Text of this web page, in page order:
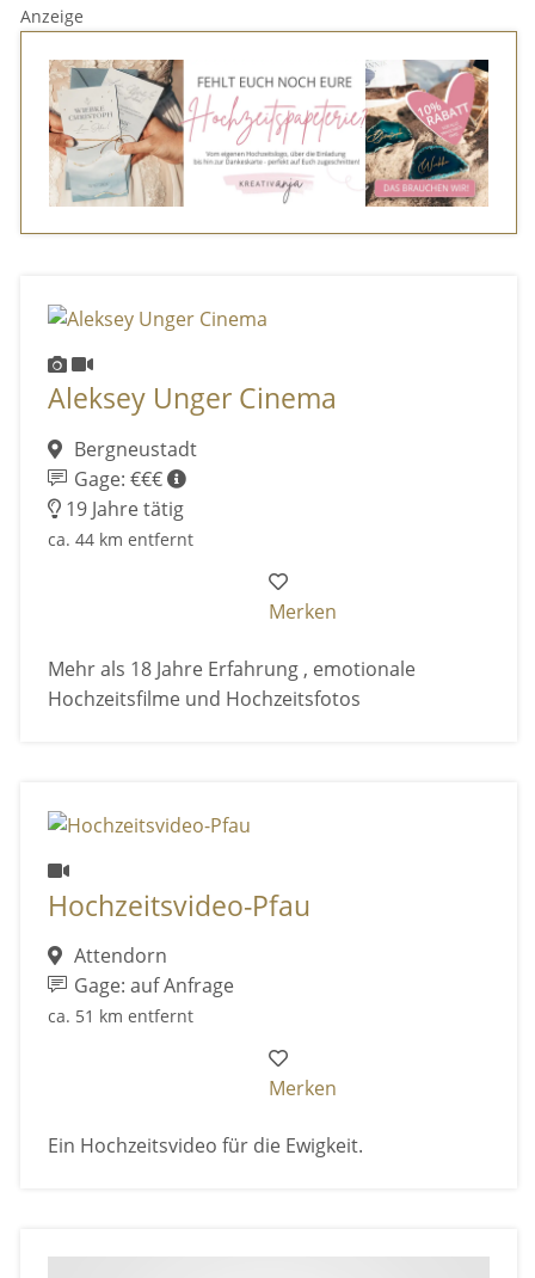
Anzeige
Aleksey Unger Cinema
Bergneustadt
Gage: €€€
19 Jahre tätig
ca. 44 km entfernt
Merken
Mehr als 18 Jahre Erfahrung , emotionale
Hochzeitsfilme und Hochzeitsfotos
Hochzeitsvideo-Pfau
Attendorn
Gage: auf Anfrage
ca. 51 km entfernt
Merken
Ein Hochzeitsvideo für die Ewigkeit.